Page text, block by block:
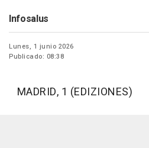
Infosalus
Lunes, 1 junio 2026
Publicado: 08:38
MADRID, 1 (EDIZIONES)